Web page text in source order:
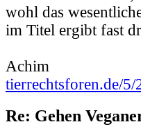
wohl das
im Titel ergibt fast
Achim
tierrechtsforen.de/5/
Re: Gehen